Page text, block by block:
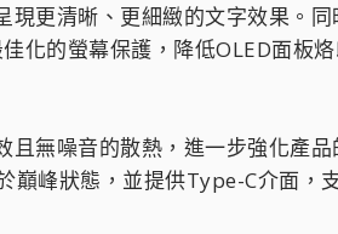
更清晰、更細緻的文字效果。同
化的螢幕保護，降低OLED面板
無噪音的散熱，進一步強化產品
峰狀態，並提供Type-C介面，